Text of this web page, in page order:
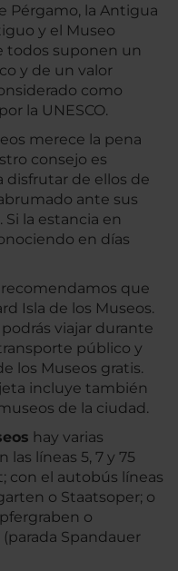
Pérgamo, la Antigua
y el Museo
todos suponen un
y de un valor
como
la UNESCO.
merece la pena
consejo es
disfrutar de ellos de
ante sus
la estancia en
en días
recomendamos que
Isla de los Museos.
viajar durante
público y
los Museos gratis.
incluye también
de la ciudad.
hay varias
las líneas 5, 7 y 75
con el autobús líneas
o Staatsoper; o
o
Spandauer